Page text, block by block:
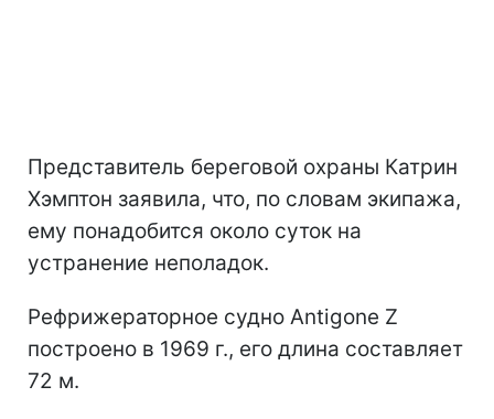
Представитель береговой охраны Катрин
Хэмптон заявила, что, по словам экипажа,
ему понадобится около суток на
устранение неполадок.
Рефрижераторное судно Antigone Z
построено в 1969 г., его длина составляет
72 м.